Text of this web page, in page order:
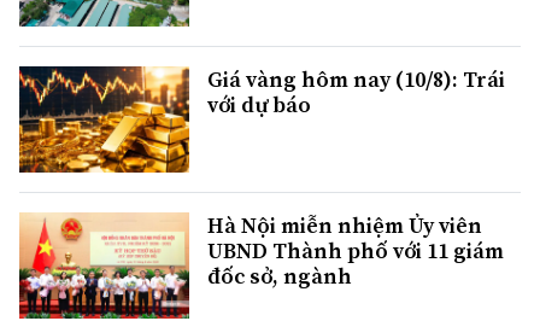
Giá vàng hôm nay (10/8): Trái
với dự báo
Hà Nội miễn nhiệm Ủy viên
UBND Thành phố với 11 giám
đốc sở, ngành